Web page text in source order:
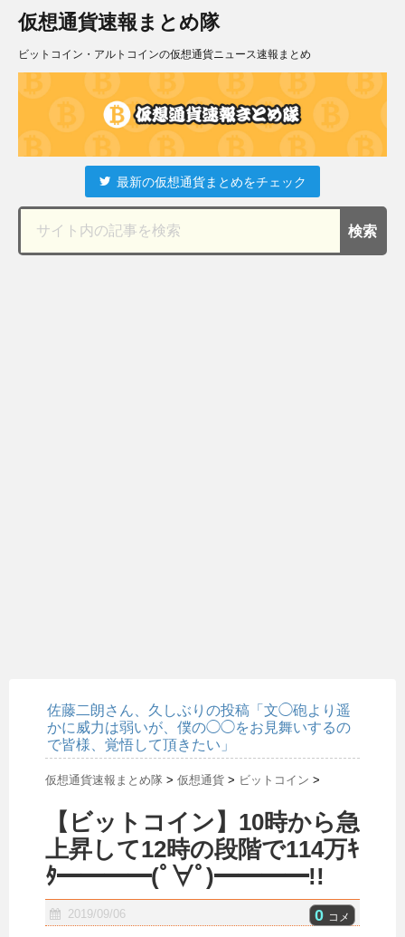
仮想通貨速報まとめ隊
ビットコイン・アルトコインの仮想通貨ニュース速報まとめ
最新の仮想通貨まとめをチェック
佐藤二朗さん、久しぶりの投稿「文◯砲より遥
かに威力は弱いが、僕の◯◯をお見舞いするの
で皆様、覚悟して頂きたい」
仮想通貨速報まとめ隊 > 仮想通貨 > ビットコイン >
【ビットコイン】10時から急
上昇して12時の段階で114万ｷ
ﾀ━━━━(ﾟ∀ﾟ)━━━━!!
2019/09/06 0 コメ